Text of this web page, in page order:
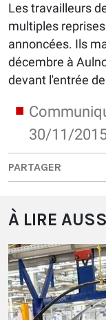
Les travailleurs
multiples
annoncées. Ils
décembre à
devant l'entrée
30/11/
PARTAGER
À LIRE